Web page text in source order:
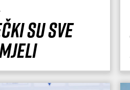
su sve